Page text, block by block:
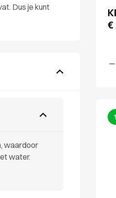
Dus je kunt
waardoor
water.
€